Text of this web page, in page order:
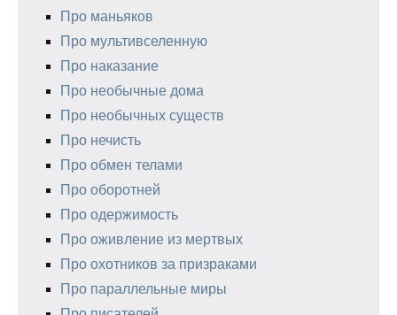
Про маньяков
Про мультивселенную
Про наказание
Про необычные дома
Про необычных существ
Про нечисть
Про обмен телами
Про оборотней
Про одержимость
Про оживление из мертвых
Про охотников за призраками
Про параллельные миры